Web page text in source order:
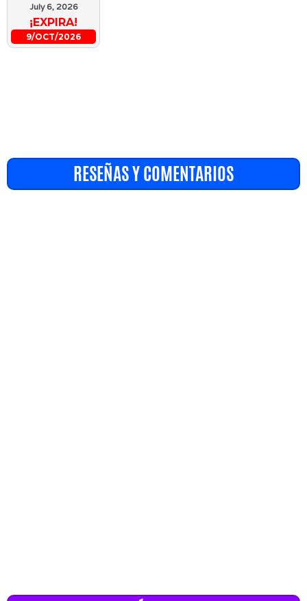
July 6, 2026
¡EXPIRA!
9/OCT/2026
RESEÑAS Y COMENTARIOS